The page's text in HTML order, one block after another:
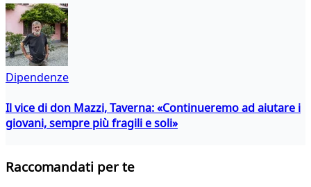
Dipendenze
Il vice di don Mazzi, Taverna: «Continueremo ad aiutare i
giovani, sempre più fragili e soli»
Raccomandati per te